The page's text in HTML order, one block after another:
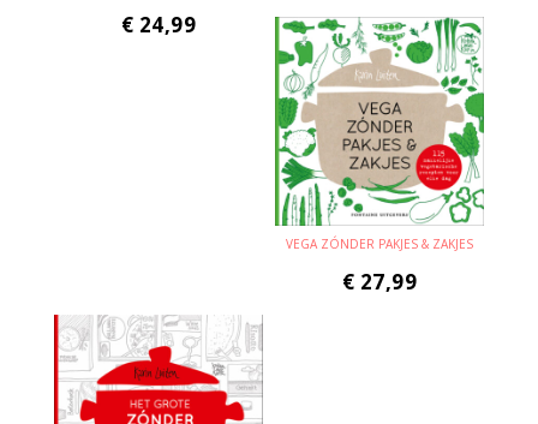
€ 24,99
VEGA ZÓNDER PAKJES & ZAKJES
€ 27,99